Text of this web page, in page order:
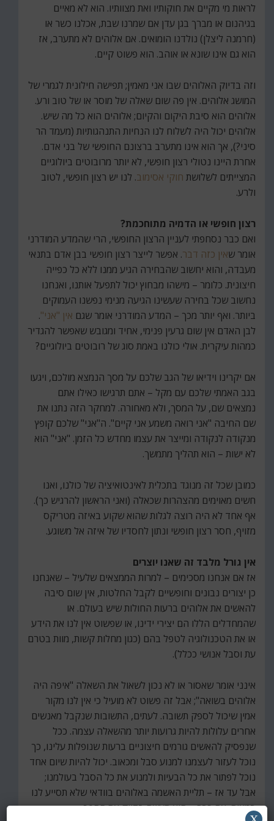
לראות מי מקיים את חוקותיו ואת מצוותיו. הוא לא מאיים
בגיהנום או מברך בגן עדן אם שמרנו שבת, אכלנו כשר או
(חרמנה ליצלן) נולדנו הומואים. אם אלוהים לא מתערב, אז
הוא גם אינו שונא או אוהב. הוא פשוט קיים.
וזה בדיוק האלוהים שבו אני מאמין; תפישה חילונית לגמרי של
המושג אלוהים. אין פה שום שאלה של מוסר או של טוב ורע.
אלוהים הוא סיבת היקום והקיום; אלוהים הוא כל מה שיש.
אלוהים יכול היה לשלוח לנו הנחיות התנהגותיות (מעמד הר
סיני?), אך הוא אינו מתערב ברצונם החופשי של בני אדם.
אחרת היינו נטולי רצון חופשי, לא יותר מרובוטים ביולוגיים
המצייתים לשלושת חוקי אסימוב. לנו יש רצון חופשי, לטוב
ולרע.
רצון חופשי או הדמיה מתוחכמת?
ואם כבר נסחפתי לעניין הרצון החופשי, הרי שהמדע המודרני
אומר שאין כזה דבר. אפשר לייצר רצון חופשי בבן אדם בתנאי
מעבדה, והוא יחשוב שהבחירה הגיע ממנו ללא כל כפייה
חיצונית. כלומר – מישהו מבחוץ יכול לתפעל אותנו, ואנחנו
נחשוב שכל בחירה שעשינו הגיעה מנימי נפשנו העמוקים
ביותר. ואף יותר מכך – המדע המודרני אומר שגם אין "אני".
לבן האדם אין שום גרעין פנימי, אחיד ומגובש שאפשר להגדיר
כמהות עיקרית. אולי כולנו באמת סוג של רובוטים ביולוגיים?
אם יקרינו וידיאו של הגב שלכם על מסך הנמצא מולכם, ויגעו
בגב האמתי שלכם עם מקל – אתם תרגישו כאילו אתם
נמצאים שם, על המסך, ולא מאחורה. למחקר הזה נתנו את
שם החיבה "אני רואה משמע אני קיים". ה"אני" שלכם קופץ
מנקודה לנקודה ומייצר את עצמו מחדש כל הזמן. "אני" הוא
לא ישות – הוא תהליך מתמשך.
כמובן שכל זה מנוגד בתכלית לאינטואיציה של כולנו, ואנו
חשים מאוימים מהצהרות שכאלה (ואני הראשון להרגיש כך).
אף אחד לא היה רוצה לגלות שהוא שקוע באיזה מטריקס
מזויף, חסר רצון חופשי ונתון לחסדיו של איזה אל משוגע.
אין גורל מלבד זה שאנו יוצרים
אז אם אנחנו מסכימים – למרות הממצאים שלעיל – שאנחנו
כן יצורים נבונים וחופשיים לקבל החלטות, אין שום סיבה
להאשים את אלוהים ברעות החולות שיש בעולם. או
שהמחדלים הללו הם יצירי ידינו, או שפשוט אין לנו את הידע
או את הטכנולוגיה לטפל בהם (כגון מחלות קשות, מוות בטרם
עת וסבל אנושי ככלל).
אינני אומר שאסור או לא נכון לשאול את השאלה "איפה היה
אלוהים בשואה"; אבל זה פשוט לא מועיל כי אין לנו מקור
אמין שיכול לספק תשובה. לעתים, התשובות שנקבל מאנשים
אחרים עלולות להיות גרועות יותר מהשאלה עצמה. ככל
שנפסיק להאשים גורמים חיצוניים ברעות שנופלות עלינו, כך
נוכל לעזור לעצמנו למנוע סבל ומכאוב. יכול להיות שיום אחד
נוכל לפתור את כל הבעיות ולמנוע את כל הסבל בעולמנו;
אבל עד אז – תליית האשמה באלוהים בוודאי שלא תסייע לנו
במאום. אם כבר – היא תעשה בדיוק את ההפך.